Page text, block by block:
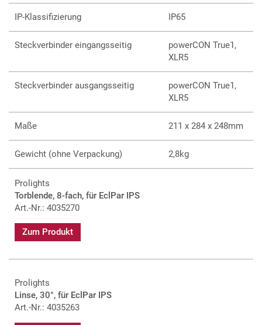
IP-Klassifizierung IP65
Steckverbinder eingangsseitig
powerCON True1,
XLR5
Steckverbinder ausgangsseitig
powerCON True1,
XLR5
Maße 211 x 284 x 248mm
Gewicht (ohne Verpackung) 2,8kg
Prolights
Torblende, 8-fach, für EclPar IPS
Art.-Nr.: 4035270
Zum Produkt
Prolights
Linse, 30°, für EclPar IPS
Art.-Nr.: 4035263